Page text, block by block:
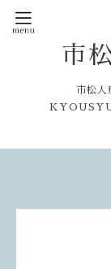
市
市松人